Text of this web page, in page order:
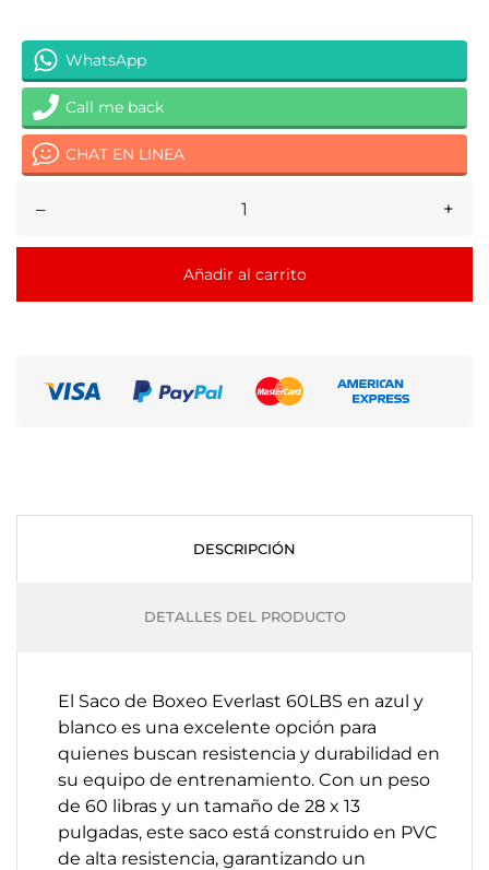
WhatsApp
Call me back
CHAT EN LINEA
– +
Añadir al carrito
DESCRIPCIÓN
DETALLES DEL PRODUCTO
El Saco de Boxeo Everlast 60LBS en azul y
blanco es una excelente opción para
quienes buscan resistencia y durabilidad en
su equipo de entrenamiento. Con un peso
de 60 libras y un tamaño de 28 x 13
pulgadas, este saco está construido en PVC
de alta resistencia, garantizando un